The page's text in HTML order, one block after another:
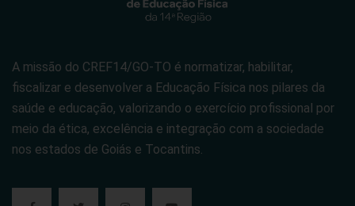
A missão do CREF14/GO-TO é normatizar, habilitar,
fiscalizar e desenvolver a Educação Física nos pilares da
saúde e educação, valorizando o exercício profissional por
meio da ética, excelência e integração com a sociedade
nos estados de Goiás e Tocantins.